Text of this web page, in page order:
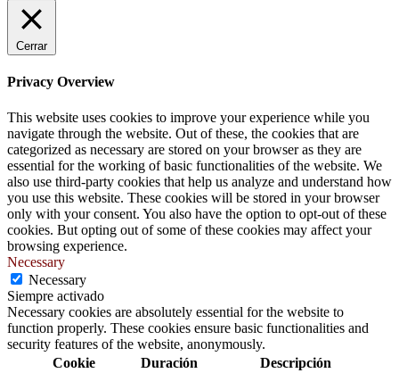
Cerrar
Privacy Overview
This website uses cookies to improve your experience while you
navigate through the website. Out of these, the cookies that are
categorized as necessary are stored on your browser as they are
essential for the working of basic functionalities of the website. We
also use third-party cookies that help us analyze and understand how
you use this website. These cookies will be stored in your browser
only with your consent. You also have the option to opt-out of these
cookies. But opting out of some of these cookies may affect your
browsing experience.
Necessary
Necessary
Siempre activado
Necessary cookies are absolutely essential for the website to
function properly. These cookies ensure basic functionalities and
security features of the website, anonymously.
Cookie
Duración Descripción